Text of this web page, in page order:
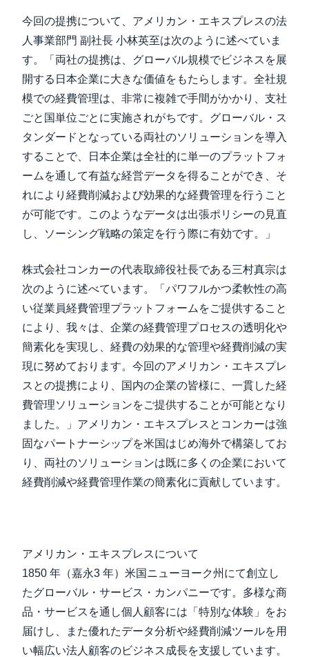
今回の提携について、アメリカン・エキスプレスの法
人事業部門 副社長 小林英至は次のように述べていま
す。「両社の提携は、グローバル規模でビジネスを展
開する日本企業に大きな価値をもたらします。全社規
模での経費管理は、非常に複雑で手間がかかり、支社
ごと国単位ごとに実施されがちです。グローバル・ス
タンダードとなっている両社のソリューションを導入
することで、日本企業は全社的に単一のプラットフォ
ームを通して有益な経営データを得ることができ、そ
れにより経費削減および効果的な経費管理を行うこと
が可能です。このようなデータは出張ポリシーの見直
し、ソーシング戦略の策定を行う際に有効です。」
株式会社コンカーの代表取締役社長である三村真宗は
次のように述べています。「パワフルかつ柔軟性の高
い従業員経費管理プラットフォームをご提供すること
により、我々は、企業の経費管理プロセスの透明化や
簡素化を実現し、経費の効果的な管理や経費削減の実
現に努めております。今回のアメリカン・エキスプレ
スとの提携により、国内の企業の皆様に、一貫した経
費管理ソリューションをご提供することが可能となり
ました。」アメリカン・エキスプレスとコンカーは強
固なパートナーシップを米国はじめ海外で構築してお
り、両社のソリューションは既に多くの企業において
経費削減や経費管理作業の簡素化に貢献しています。
アメリカン・エキスプレスについて
1850 年（嘉永3 年）米国ニューヨーク州にて創立し
たグローバル・サービス・カンパニーです。多様な商
品・サービスを通し個人顧客には「特別な体験」をお
届けし、また優れたデータ分析や経費削減ツールを用
い幅広い法人顧客のビジネス成長を支援しています。